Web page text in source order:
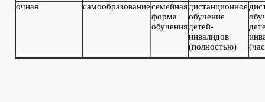
очная самообразованиесемейная
форма
обучения
дистанционное
обучение
детей-
инвалидов
(полностью)